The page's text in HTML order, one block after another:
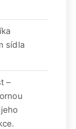
sídla
–